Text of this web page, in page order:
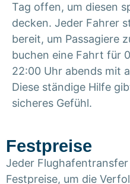
Tag offen, um diesen
decken. Jeder Fahrer
bereit, um Passagiere
buchen eine Fahrt für
22:00 Uhr abends mit
Diese ständige Hilfe
sicheres Gefühl.
Festpreise
Jeder
Festpreise, um die